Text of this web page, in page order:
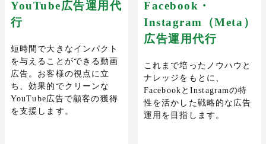
YouTube広告運用代
行
短時間で大きなインパクト
を与えることができる動画
広告。お客様の視点に立
ち、効果的でクリーンな
YouTube広告で顧客の獲得
を支援します。
Facebook・
Instagram（Meta）
広告運用代行
これまで培ったノウハウと
ナレッジをもとに、
FacebookとInstagramの特
性を活かした戦略的な広告
運用を目指します。